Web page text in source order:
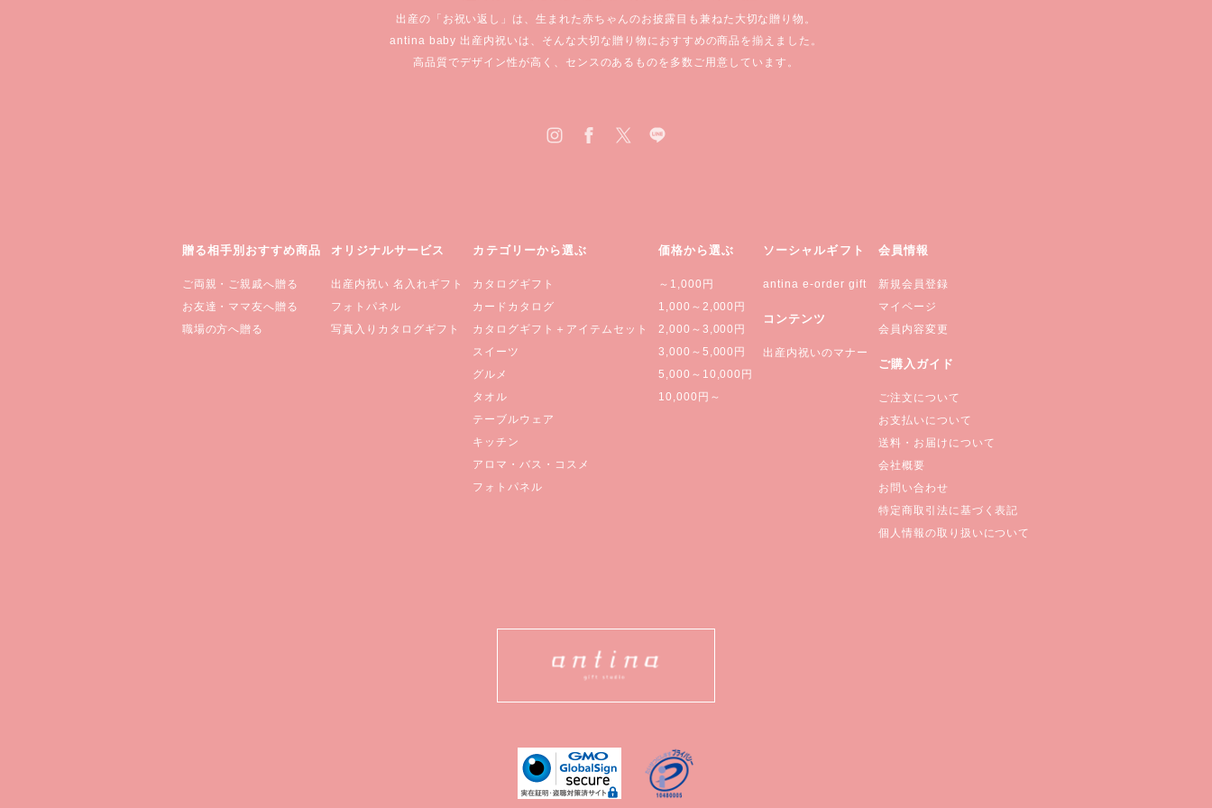
出産の「お祝い返し」は、生まれた赤ちゃんのお披露目も兼ねた大切な贈り物。
antina baby 出産内祝いは、 そんな大切な贈り物におすすめの商品を揃えました。
高品質でデザイン性が高く、 センスのあるものを多数ご用意しています。
贈る相手別おすすめ商品
ご両親・ご親戚へ贈る
お友達・ママ友へ贈る
職場の方へ贈る
オリジナルサービス
出産内祝い 名入れギフト
フォトパネル
写真入りカタログギフト
カテゴリーから選ぶ
カタログギフト
カードカタログ
カタログギフト＋アイテムセット
スイーツ
グルメ
タオル
テーブルウェア
キッチン
アロマ・バス・コスメ
フォトパネル
価格から選ぶ
～1,000円
1,000～2,000円
2,000～3,000円
3,000～5,000円
5,000～10,000円
10,000円～
ソーシャルギフト
antina e-order gift
コンテンツ
出産内祝いのマナー
会員情報
新規会員登録
マイページ
会員内容変更
ご購入ガイド
ご注文について
お支払いについて
送料・お届けについて
会社概要
お問い合わせ
特定商取引法に基づく表記
個人情報の取り扱いについて